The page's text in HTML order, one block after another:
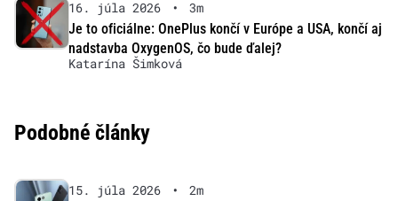
16. júla 2026 •
3m
Je to oficiálne: OnePlus končí v Európe a USA, končí aj
nadstavba OxygenOS, čo bude ďalej?
Katarína Šimková
Podobné články
15. júla 2026 •
2m